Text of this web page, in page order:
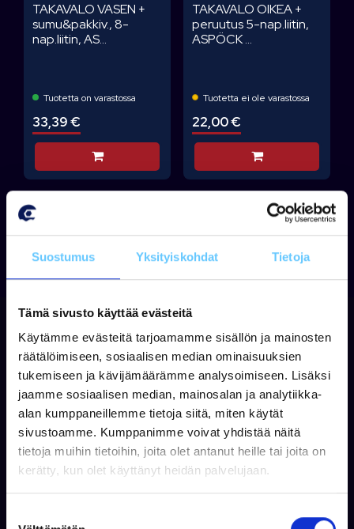
Suostumus Yksityiskohdat Tietoja
Tämä sivusto käyttää evästeitä
Käytämme evästeitä tarjoamamme sisällön ja mainosten
räätälöimiseen, sosiaalisen median ominaisuuksien
tukemiseen ja kävijämäärämme analysoimiseen. Lisäksi
jaamme sosiaalisen median, mainosalan ja analytiikka-
alan kumppaneillemme tietoja siitä, miten käytät
sivustoamme. Kumppanimme voivat yhdistää näitä
tietoja muihin tietoihin, joita olet antanut heille tai joita on
kerätty, kun olet käyttänyt heidän palvelujaan.
TAKAVALO VASEN +
sumu&pakkiv., 8-
nap.liitin, AS...
Tuotetta on varastossa
33,39 €
Lisää koriin
TAKAVALO OIKEA +
peruutus 5-nap.liitin,
ASPÖCK ...
Tuotetta ei ole varastossa
22,00 €
Lisää koriin
Tilaa uutiskirjeemme
Tilaamalla uutiskirjeen saat parhaat tarjoukset